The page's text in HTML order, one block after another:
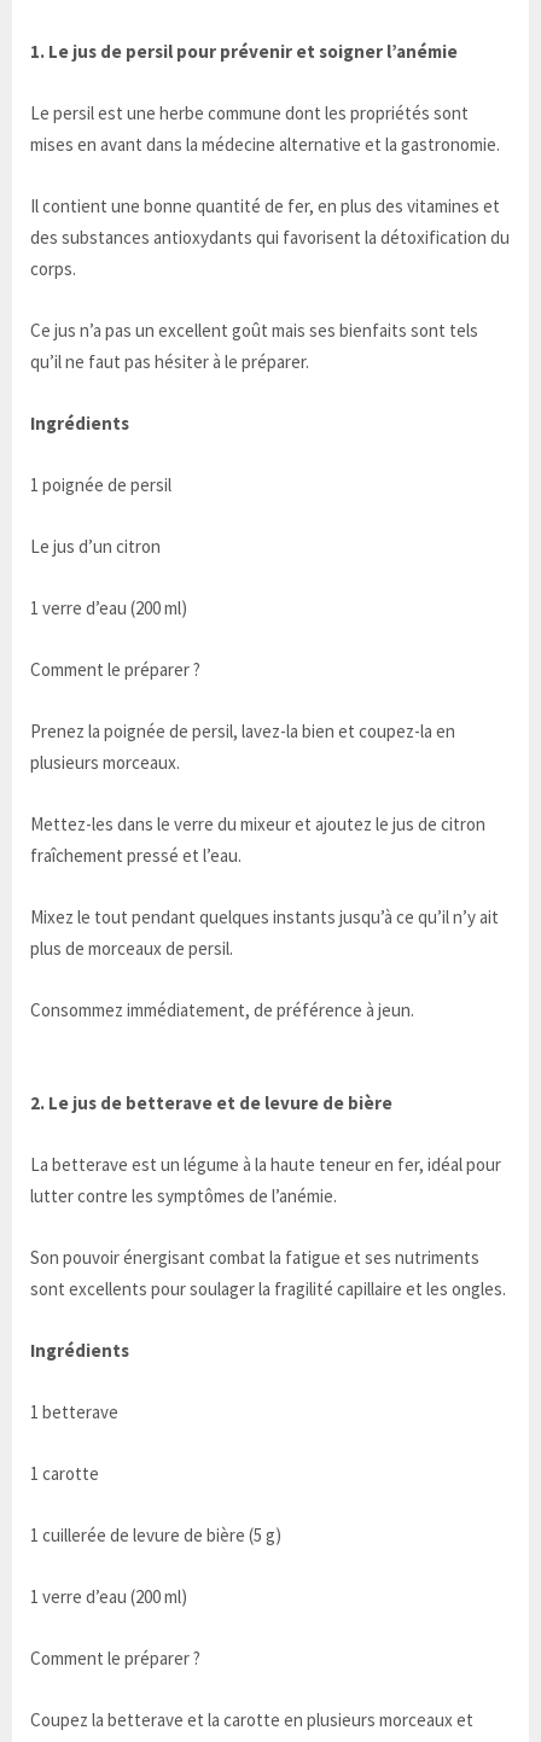
1. Le jus de persil pour prévenir et soigner l’anémie
Le persil est une herbe commune dont les propriétés sont
mises en avant dans la médecine alternative et la gastronomie.
Il contient une bonne quantité de fer, en plus des vitamines et
des substances antioxydants qui favorisent la détoxification du
corps.
Ce jus n’a pas un excellent goût mais ses bienfaits sont tels
qu’il ne faut pas hésiter à le préparer.
Ingrédients
1 poignée de persil
Le jus d’un citron
1 verre d’eau (200 ml)
Comment le préparer ?
Prenez la poignée de persil, lavez-la bien et coupez-la en
plusieurs morceaux.
Mettez-les dans le verre du mixeur et ajoutez le jus de citron
fraîchement pressé et l’eau.
Mixez le tout pendant quelques instants jusqu’à ce qu’il n’y ait
plus de morceaux de persil.
Consommez immédiatement, de préférence à jeun.
2. Le jus de betterave et de levure de bière
La betterave est un légume à la haute teneur en fer, idéal pour
lutter contre les symptômes de l’anémie.
Son pouvoir énergisant combat la fatigue et ses nutriments
sont excellents pour soulager la fragilité capillaire et les ongles.
Ingrédients
1 betterave
1 carotte
1 cuillerée de levure de bière (5 g)
1 verre d’eau (200 ml)
Comment le préparer ?
Coupez la betterave et la carotte en plusieurs morceaux et